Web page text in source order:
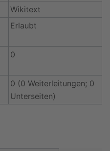
Wikitext
Erlaubt
0
0 (0 Weiterleitungen; 0
Unterseiten)